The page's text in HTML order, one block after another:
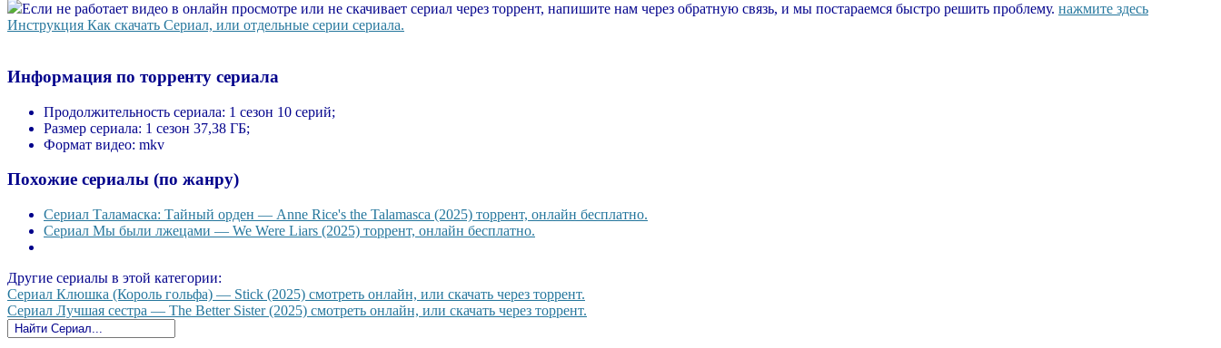
Если не работает видео в онлайн просмотре или не скачивает сериал через торрент, напишите нам через обратную связь, и мы постараемся быстро решить проблему. нажмите здесь
Инструкция Как скачать Сериал, или отдельные серии сериала.
Информация по торренту сериала
Продолжительность сериала: 1 сезон 10 серий;
Размер сериала: 1 сезон 37,38 ГБ;
Формат видео: mkv
Похожие сериалы (по жанру)
Сериал Таламаска: Тайный орден — Anne Rice's the Talamasca (2025) торрент, онлайн бесплатно.
Сериал Мы были лжецами — We Were Liars (2025) торрент, онлайн бесплатно.
Другие сериалы в этой категории:
Сериал Клюшка (Король гольфа) — Stick (2025) смотреть онлайн, или скачать через торрент.
Сериал Лучшая сестра — The Better Sister (2025) смотреть онлайн, или скачать через торрент.